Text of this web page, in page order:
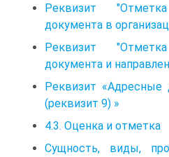
Реквизит
документа в
Реквизит
документа и
Реквизит «Адресные
(реквизит 9) »
4.3. Оценка и отметка
Сущность, виды,